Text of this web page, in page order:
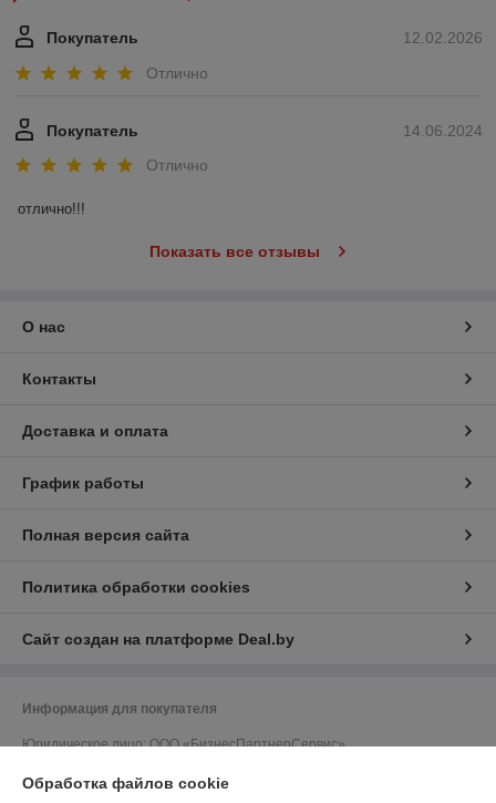
12.02.2026
Покупатель
Отлично
14.06.2024
Покупатель
Отлично
отлично!!!
Показать все отзывы
О нас
Контакты
Доставка и оплата
График работы
Полная версия сайта
Политика обработки cookies
Сайт создан на платформе Deal.by
Информация для покупателя
Юридическое лицо:ООО «БизнесПартнерСервис»
Регистрационный номер ЕГР: 190706808
Обработка файлов cookie